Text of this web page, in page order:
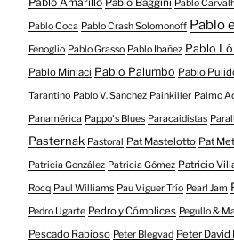
Pablo
Pablo Coca Pablo Crash Solomonoff Pablo
Fenoglio Pablo Grasso Pablo Ibañez Pablo
Pablo Miniaci Pablo Palumbo Pablo
Tarantino Pablo V. Sanchez Painkiller Palmo
Panamérica Pappo's Blues Paracaidistas
Pasternak Pastoral Pat Mastelotto Pat
Patricia González Patricia Gómez Patricio
Rocq Paul Williams Pau Viguer Trío Pearl Jam
Pedro Ugarte Pedro y Cómplices Pegullo &
Pescado Rabioso Peter Blegvad Peter David